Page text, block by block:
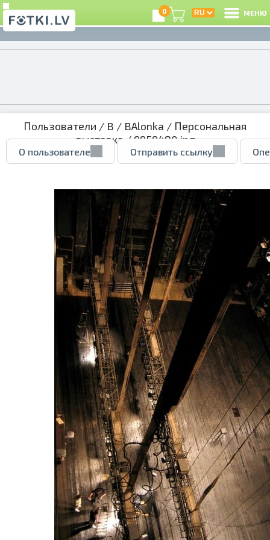
0 МЕНЮ
Пользователи / B / BAlonka / Персональная
выставка/ 9959480.jpg
О пользователе Отправить ссылку